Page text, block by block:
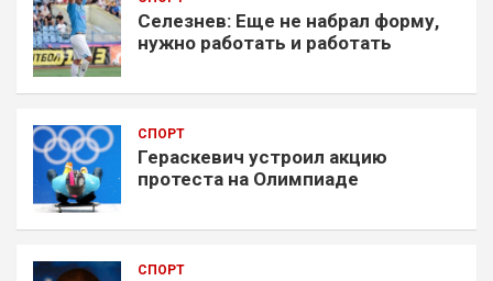
Селезнев: Еще не набрал форму,
нужно работать и работать
СПОРТ
Гераскевич устроил акцию
протеста на Олимпиаде
СПОРТ